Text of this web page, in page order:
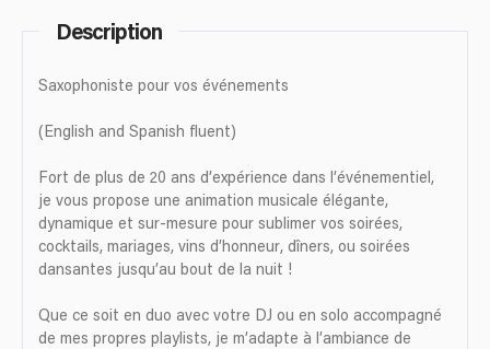
Description
Saxophoniste pour vos événements
(English and Spanish fluent)
Fort de plus de 20 ans d’expérience dans l’événementiel,
je vous propose une animation musicale élégante,
dynamique et sur-mesure pour sublimer vos soirées,
cocktails, mariages, vins d’honneur, dîners, ou soirées
dansantes jusqu’au bout de la nuit !
Que ce soit en duo avec votre DJ ou en solo accompagné
de mes propres playlists, je m’adapte à l’ambiance de